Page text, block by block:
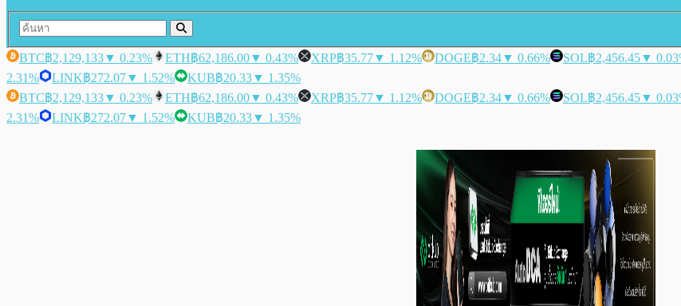
BTC฿2,129,133▼ 0.23% ETH฿62,186.00▼ 0.43% XRP฿35.77▼ 1.12% DOGE฿2.34▼ 0.66% SOL฿2,456.45▼
2.31%
LINK฿272.07▼ 1.52% KUB฿20.33▼ 1.35%
BTC฿2,129,133▼ 0.23% ETH฿62,186.00▼ 0.43% XRP฿35.77▼ 1.12% DOGE฿2.34▼ 0.66% SOL฿2,456.45▼
2.31%
LINK฿272.07▼ 1.52% KUB฿20.33▼ 1.35%